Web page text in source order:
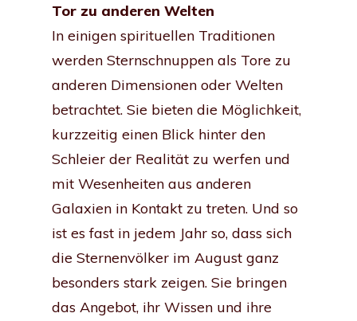
Tor zu anderen Welten
In einigen spirituellen Traditionen
werden Sternschnuppen als Tore zu
anderen Dimensionen oder Welten
betrachtet. Sie bieten die Möglichkeit,
kurzzeitig einen Blick hinter den
Schleier der Realität zu werfen und
mit Wesenheiten aus anderen
Galaxien in Kontakt zu treten. Und so
ist es fast in jedem Jahr so, dass sich
die Sternenvölker im August ganz
besonders stark zeigen. Sie bringen
das Angebot, ihr Wissen und ihre